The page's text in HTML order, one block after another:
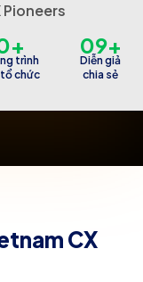
Pioneers
trình
chức
09+
Diễn giả
chia sẻ
CX